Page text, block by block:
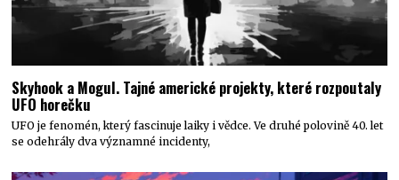
Skyhook a Mogul. Tajné americké projekty, které rozpoutaly
UFO horečku
UFO je fenomén, který fascinuje laiky i vědce. Ve druhé polovině 40. let
se odehrály dva významné incidenty,